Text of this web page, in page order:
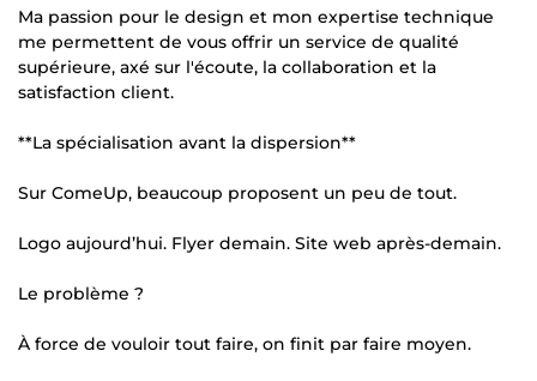
Ma passion pour le design et mon expertise technique
me permettent de vous offrir un service de qualité
supérieure, axé sur l'écoute, la collaboration et la
satisfaction client.
**La spécialisation avant la dispersion**
Sur ComeUp, beaucoup proposent un peu de tout.
Logo aujourd’hui. Flyer demain. Site web après-demain.
Le problème ?
À force de vouloir tout faire, on finit par faire moyen.